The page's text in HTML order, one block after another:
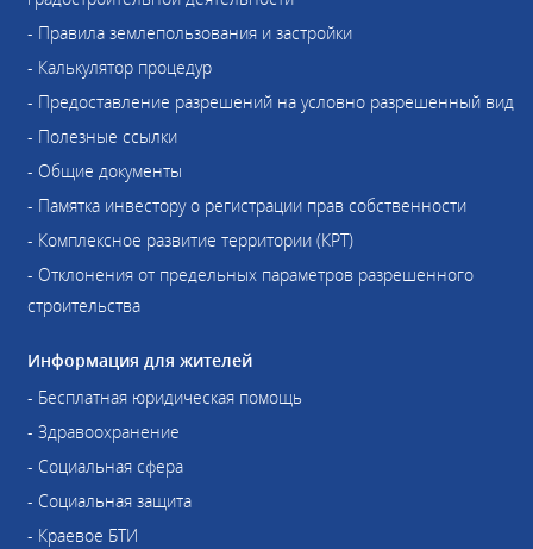
- Правила землепользования и застройки
- Калькулятор процедур
- Предоставление разрешений на условно разрешенный вид
- Полезные ссылки
- Общие документы
- Памятка инвестору о регистрации прав собственности
- Комплексное развитие территории (КРТ)
- Отклонения от предельных параметров разрешенного
строительства
Информация для жителей
- Бесплатная юридическая помощь
- Здравоохранение
- Социальная сфера
- Социальная защита
- Краевое БТИ